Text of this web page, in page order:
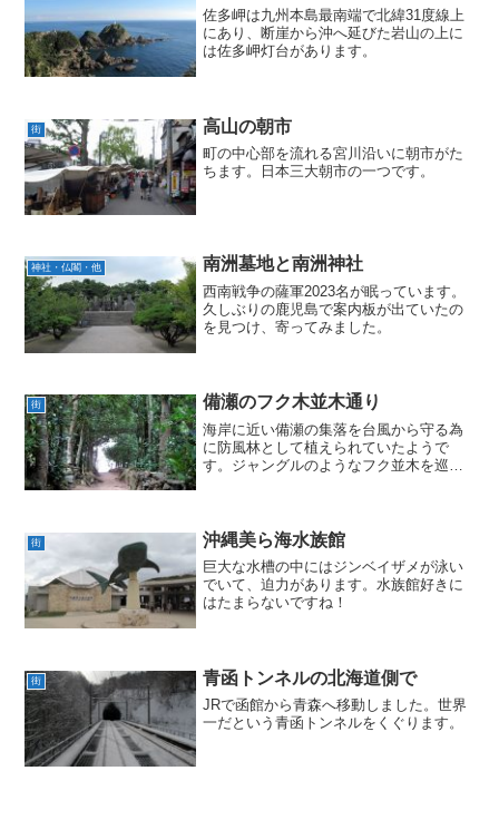
佐多岬は九州本島最南端で北緯31度線上
にあり、断崖から沖へ延びた岩山の上に
は佐多岬灯台があります。
街 高山の朝市
町の中心部を流れる宮川沿いに朝市がた
ちます。日本三大朝市の一つです。
神社・仏閣・他 南洲墓地と南洲神社
西南戦争の薩軍2023名が眠っています。
久しぶりの鹿児島で案内板が出ていたの
を見つけ、寄ってみました。
街 備瀬のフク木並木通り
海岸に近い備瀬の集落を台風から守る為
に防風林として植えられていたようで
す。ジャングルのようなフク並木を巡る
街 沖縄美ら海水族館
巨大な水槽の中にはジンベイザメが泳い
でいて、迫力があります。水族館好きに
はたまらないですね！
街 青函トンネルの北海道側で
JRで函館から青森へ移動しました。世界
一だという青函トンネルをくぐります。